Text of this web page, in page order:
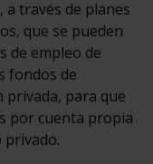
través de planes
que se pueden
de empleo de
fondos de
privada, para que
por cuenta propia